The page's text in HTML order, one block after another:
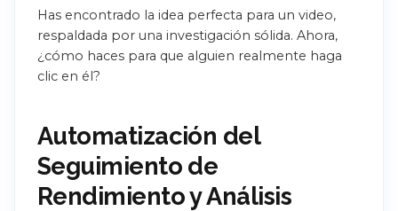
Has encontrado la idea perfecta para un video,
respaldada por una investigación sólida. Ahora,
¿cómo haces para que alguien realmente haga
clic en él?
Automatización del
Seguimiento de
Rendimiento y Análisis